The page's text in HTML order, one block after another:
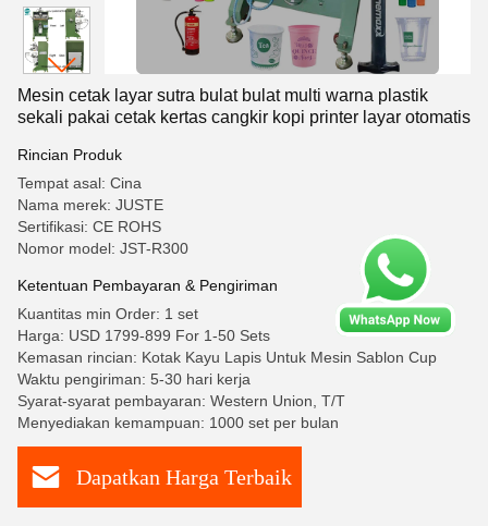
Mesin cetak layar sutra bulat bulat multi warna plastik
sekali pakai cetak kertas cangkir kopi printer layar otomatis
Rincian Produk
Tempat asal: Cina
Nama merek: JUSTE
Sertifikasi: CE ROHS
Nomor model: JST-R300
Ketentuan Pembayaran & Pengiriman
Kuantitas min Order: 1 set
Harga: USD 1799-899 For 1-50 Sets
Kemasan rincian: Kotak Kayu Lapis Untuk Mesin Sablon Cup
Waktu pengiriman: 5-30 hari kerja
Syarat-syarat pembayaran: Western Union, T/T
Menyediakan kemampuan: 1000 set per bulan
Dapatkan Harga Terbaik